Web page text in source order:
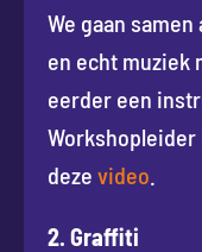
We gaan
en echt muziek
eerder een
deze video
2. Graffiti